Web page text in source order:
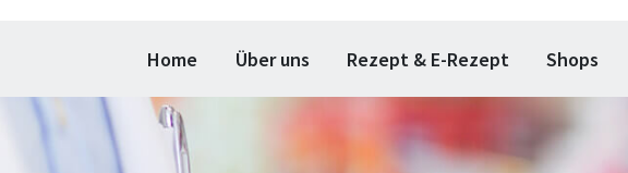
Home Über uns Rezept & E-Rezept Shops